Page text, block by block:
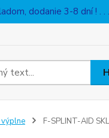
dodanie 3-8 dní ! .
F-SPLINT-AID